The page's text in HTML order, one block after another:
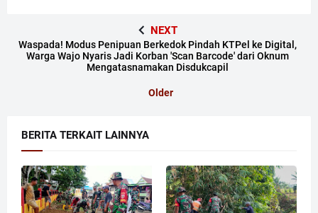
NEXT
​Waspada! Modus Penipuan Berkedok Pindah KTPel ke Digital,
Warga Wajo Nyaris Jadi Korban 'Scan Barcode' dari Oknum
Mengatasnamakan Disdukcapil
Older
BERITA TERKAIT LAINNYA